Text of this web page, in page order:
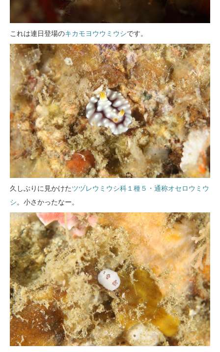
これは連日登場のキカモヨウウミウシです。
久しぶりに見かけたツヅレウミウシ科１種５・通称オセロウミウ
シ。小さかったなー。